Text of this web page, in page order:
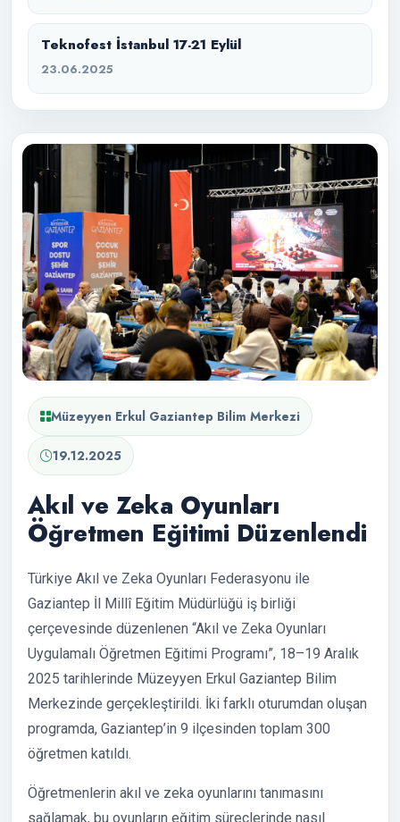
Müzeyyen Erkul Gaziantep Bilim Merkezi
19.12.2025
Akıl ve Zeka Oyunları
Öğretmen Eğitimi Düzenlendi
Türkiye Akıl ve Zeka Oyunları Federasyonu ile
Gaziantep İl Millî Eğitim Müdürlüğü iş birliği
çerçevesinde düzenlenen “Akıl ve Zeka Oyunları
Uygulamalı Öğretmen Eğitimi Programı”, 18–19 Aralık
2025 tarihlerinde Müzeyyen Erkul Gaziantep Bilim
Merkezinde gerçekleştirildi. İki farklı oturumdan oluşan
programda, Gaziantep’in 9 ilçesinden toplam 300
öğretmen katıldı.
Öğretmenlerin akıl ve zeka oyunlarını tanımasını
sağlamak, bu oyunların eğitim süreçlerinde nasıl
Teknofest İstanbul 17-21 Eylül
23.06.2025